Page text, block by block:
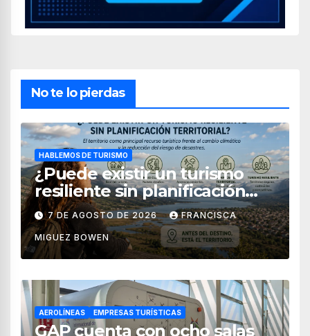
No te lo pierdas
HABLEMOS DE TURISMO
¿Puede existir un turismo
resiliente sin planificación
territorial?
7 DE AGOSTO DE 2026 FRANCISCA
MIGUEZ BOWEN
AEROLÍNEAS EMPRESAS TURÍSTICAS
GAP cuenta con ocho salas